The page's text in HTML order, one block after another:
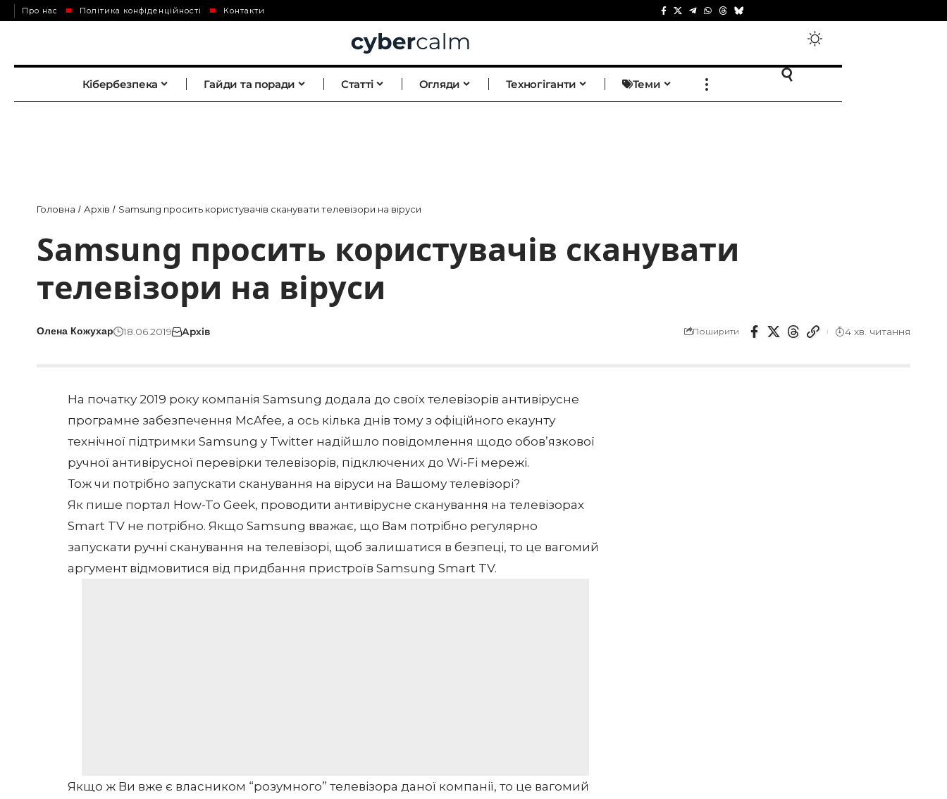
Про нас Політика конфіденційності Контакти
Кібербезпека Гайди та поради Статті Огляди Техногіганти Теми
Головна / Архів / Samsung просить користувачів сканувати телевізори на віруси
Samsung просить користувачів сканувати
телевізори на віруси
Олена Кожухар 18.06.2019 Архів Поширити 4 хв. читання
На початку 2019 року компанія Samsung додала до своїх телевізорів антивірусне
програмне забезпечення McAfee, а ось кілька днів тому з офіційного екаунту
технічної підтримки Samsung у Twitter надійшло повідомлення щодо обов’язкової
ручної антивірусної перевірки телевізорів, підключених до Wi-Fi мережі.
Тож чи потрібно запускати сканування на віруси на Вашому телевізорі?
Як пише портал How-To Geek, проводити антивірусне сканування на телевізорах
Smart TV не потрібно. Якщо Samsung вважає, що Вам потрібно регулярно
запускати ручні сканування на телевізорі, щоб залишатися в безпеці, то це вагомий
аргумент відмовитися від придбання пристроїв Samsung Smart TV.
Якщо ж Ви вже є власником “розумного” телевізора даної компанії, то це вагомий